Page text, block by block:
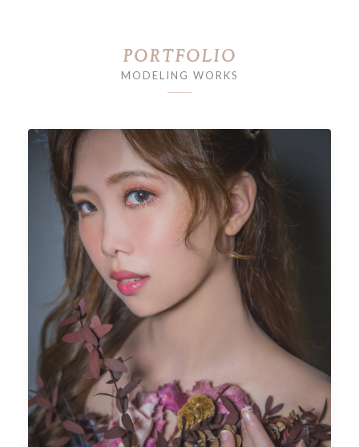
PORTFOLIO
MODELING WORKS